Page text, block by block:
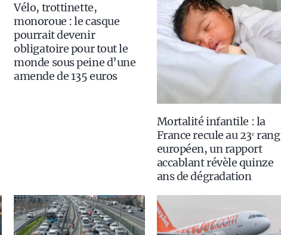
Vélo, trottinette,
monoroue : le casque
pourrait devenir
obligatoire pour tout le
monde sous peine d’une
amende de 135 euros
Mortalité infantile : la
France recule au 23ᵉ rang
européen, un rapport
accablant révèle quinze
ans de dégradation